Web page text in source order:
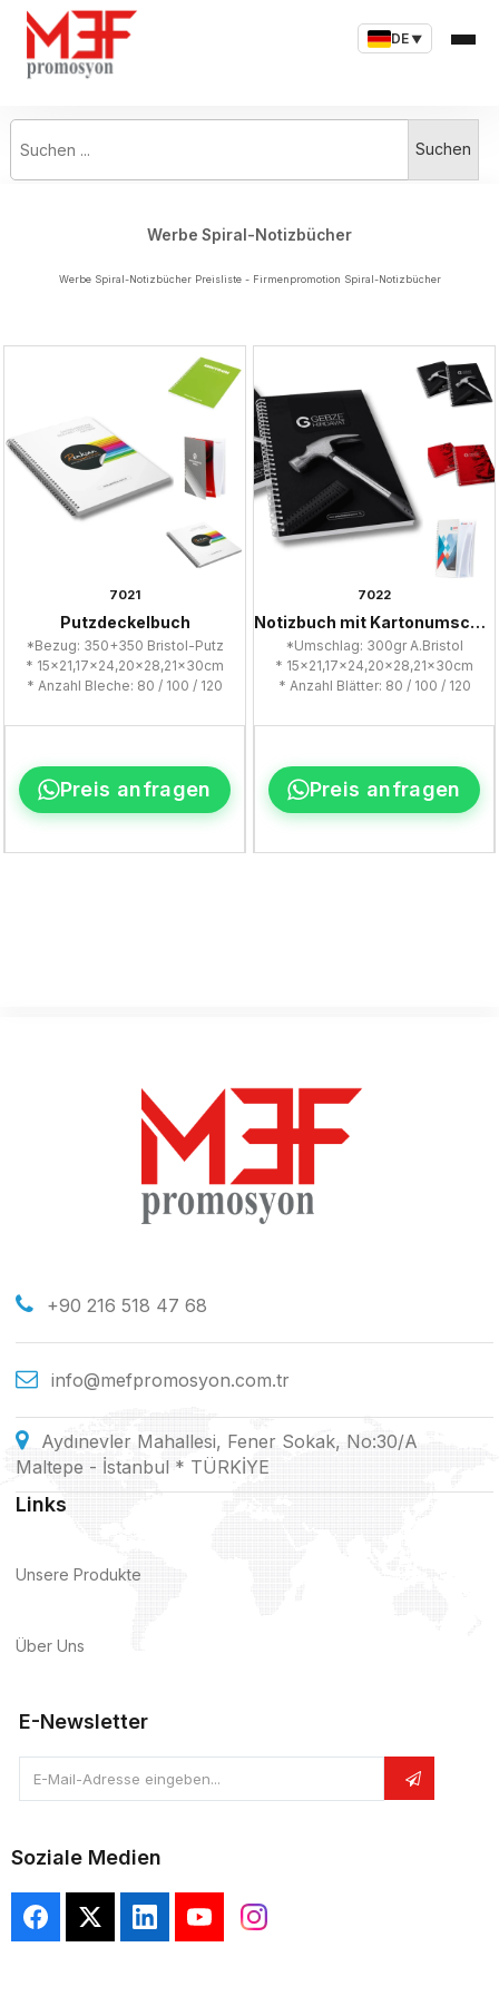
DE ▼
Suchen ...
Suchen
Werbe Spiral-Notizbücher
Werbe Spiral-Notizbücher Preisliste - Firmenpromotion Spiral-Notizbücher
7021
Putzdeckelbuch
*Bezug: 350+350 Bristol-Putz
* 15x21,17x24,20x28,21x30cm
* Anzahl Bleche: 80 / 100 / 120
Preis anfragen
7022
Notizbuch mit Kartonumschlag
*Umschlag: 300gr A.Bristol
* 15x21,17x24,20x28,21x30cm
* Anzahl Blätter: 80 / 100 / 120
Preis anfragen
+90 216 518 47 68
info@mefpromosyon.com.tr
Aydınevler Mahallesi, Fener Sokak, No:30/A
Maltepe - İstanbul * TÜRKİYE
Links
Unsere Produkte
Über Uns
E-Newsletter
Soziale Medien